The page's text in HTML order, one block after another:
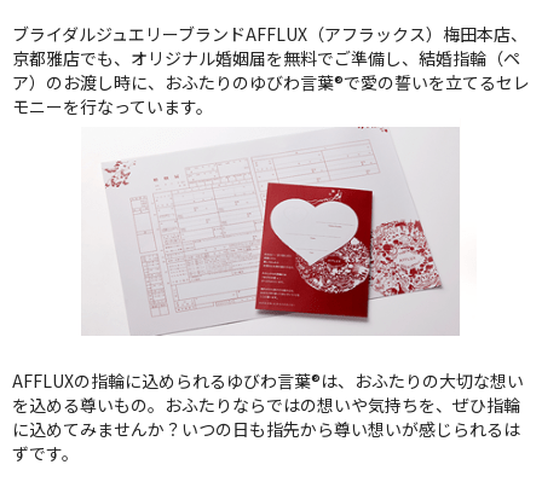
ブライダルジュエリーブランドAFFLUX（アフラックス）梅田本店、
京都雅店でも、オリジナル婚姻届を無料でご準備し、結婚指輪（ペ
ア）のお渡し時に、おふたりのゆびわ言葉®で愛の誓いを立てるセレ
モニーを行なっています。
AFFLUXの指輪に込められるゆびわ言葉®は、おふたりの大切な想い
を込める尊いもの。おふたりならではの想いや気持ちを、ぜひ指輪
に込めてみませんか？いつの日も指先から尊い想いが感じられるは
ずです。